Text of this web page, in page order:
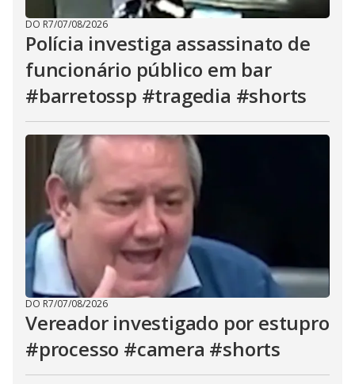
DO R7/07/08/2026
Polícia investiga assassinato de
funcionário público em bar
#barretossp #tragedia #shorts
DO R7/07/08/2026
Vereador investigado por estupro
#processo #camera #shorts